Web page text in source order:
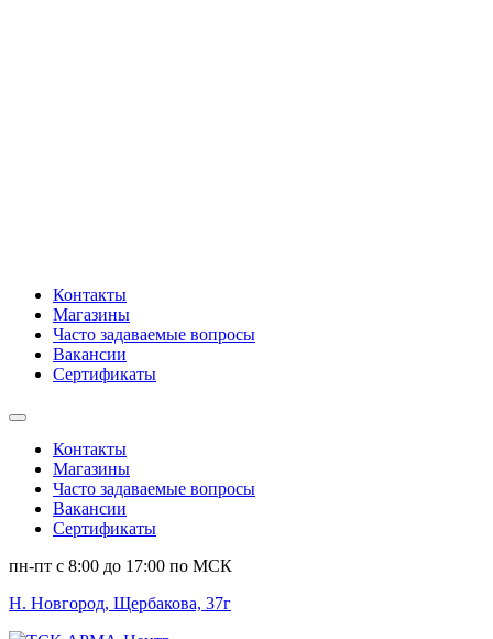
Контакты
Магазины
Часто задаваемые вопросы
Вакансии
Сертификаты
Контакты
Магазины
Часто задаваемые вопросы
Вакансии
Сертификаты
пн-пт c 8:00 до 17:00 по МСК
Н. Новгород, Щербакова, 37г